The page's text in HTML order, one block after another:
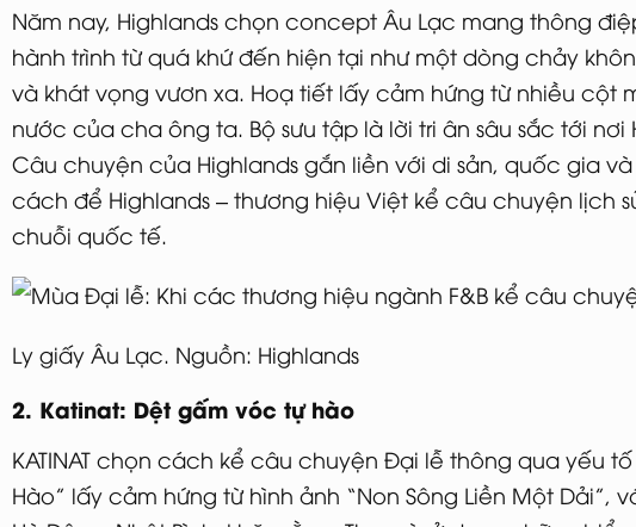
Năm nay, Highlands chọn concept Âu Lạc mang thông
hành trình từ quá khứ đến hiện tại như một dòng chảy
và khát vọng vươn xa. Hoạ tiết lấy cảm hứng từ nhiều cột
nước của cha ông ta. Bộ sưu tập là lời tri ân sâu sắc tới
Câu chuyện của Highlands gắn liền với di sản, quốc gia
cách để Highlands – thương hiệu Việt kể câu chuyện lịch
chuỗi quốc tế.
Ly giấy Âu Lạc. Nguồn: Highlands
2. Katinat: Dệt gấm vóc tự hào
KATINAT chọn cách kể câu chuyện Đại lễ thông qua yếu
Hào” lấy cảm hứng từ hình ảnh “Non Sông Liền Một